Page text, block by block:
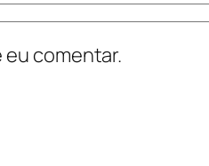
eu comentar.